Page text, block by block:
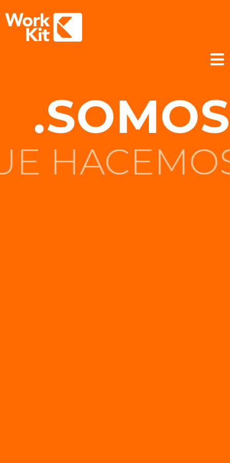
.SOMOS
LO QUE